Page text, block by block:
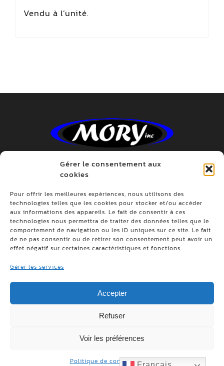
Gérer le consentement aux
cookies
Pour offrir les meilleures expériences, nous utilisons des
technologies telles que les cookies pour stocker et/ou accéder
aux informations des appareils. Le fait de consentir à ces
technologies nous permettra de traiter des données telles que le
comportement de navigation ou les ID uniques sur ce site. Le fait
de ne pas consentir ou de retirer son consentement peut avoir un
effet négatif sur certaines caractéristiques et fonctions.
Gérer les services
Accepter
Refuser
Voir les préférences
Politique de confidentialité
Vendu à l’unité.
ADRESSE
701, rang St-Pierre, St-Anselme, Québec, G0R
2N0
TÉLÉPHONE
Sans frais :
Fax. : (418) 885-8151
LIENS UTILES
Politique de confidentialité